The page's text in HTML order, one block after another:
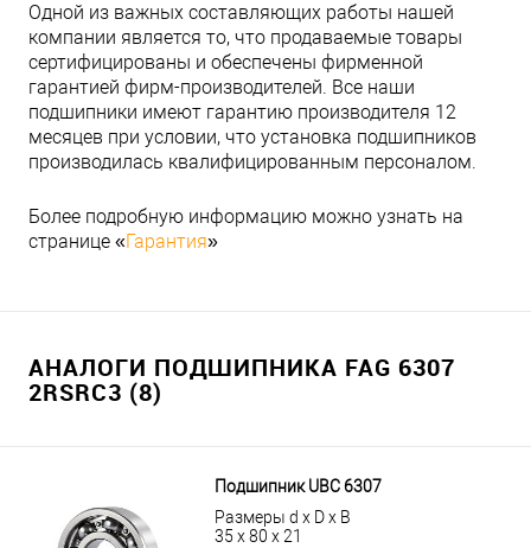
Одной из важных составляющих работы нашей
компании является то, что продаваемые товары
сертифицированы и обеспечены фирменной
гарантией фирм-производителей. Все наши
подшипники имеют гарантию производителя 12
месяцев при условии, что установка подшипников
производилась квалифицированным персоналом.
Более подробную информацию можно узнать на
странице «Гарантия»
АНАЛОГИ ПОДШИПНИКА FAG 6307
2RSRC3 (8)
Подшипник UBC 6307
Размеры d x D x B
35 x 80 x 21